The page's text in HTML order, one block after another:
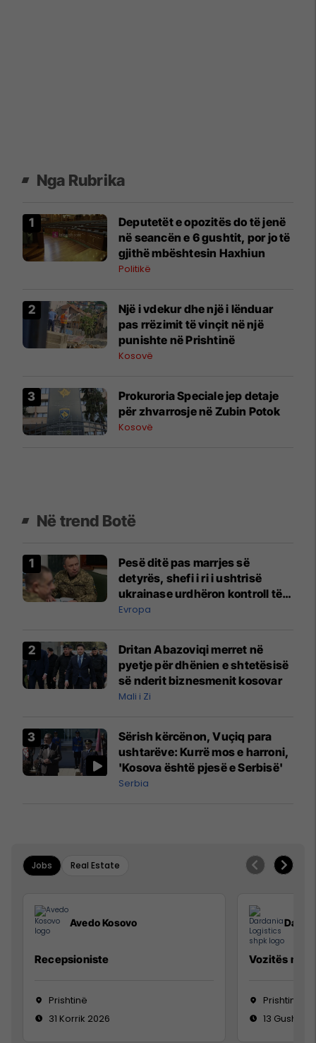
Nga Rubrika
Deputetët e opozitës do të jenë
në seancën e 6 gushtit, por jo të
gjithë mbështesin Haxhiun
Politikë
Një i vdekur dhe një i lënduar
pas rrëzimit të vinçit në një
punishte në Prishtinë
Kosovë
Prokuroria Speciale jep detaje
për zhvarrosje në Zubin Potok
Kosovë
Në trend Botë
Pesë ditë pas marrjes së
detyrës, shefi i ri i ushtrisë
ukrainase urdhëron kontroll të
madh
Evropa
Dritan Abazoviqi merret në
pyetje për dhënien e shtetësisë
së nderit biznesmenit kosovar
Mali i Zi
Sërish kërcënon, Vuçiq para
ushtarëve: Kurrë mos e harroni,
'Kosova është pjesë e Serbisë'
Serbia
Jobs Real Estate
Avedo Kosovo
Recepsioniste
Prishtinë
31 Korrik 2026
Vozitës me
Prishtinë
13 Gusht